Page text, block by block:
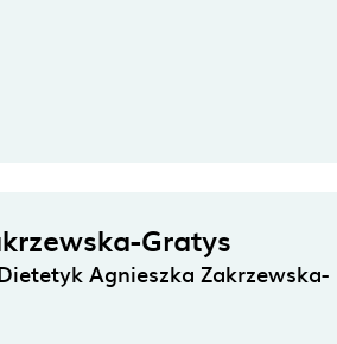
Gratys
Agnieszka Zakrzewska-